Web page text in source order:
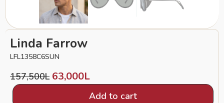
Linda Farrow
LFL1358C6SUN
157,500L 63,000L
Add to cart